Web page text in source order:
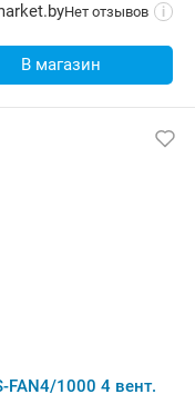
Нет отзывов i
В магазин
FAN4/1000 4 вент.